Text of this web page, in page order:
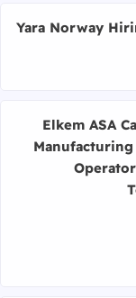
Yara Norway
Elkem ASA